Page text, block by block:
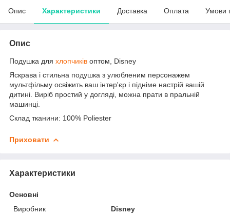
Опис Характеристики Доставка Оплата Умови
Опис
Подушка для хлопчиків оптом, Disney
Яскрава і стильна подушка з улюбленим персонажем
мультфільму освіжить ваш інтер'єр і підніме настрій вашій
дитині. Виріб простий у догляді, можна прати в пральній
машинці.
Склад тканини: 100% Poliester
Приховати
Характеристики
Основні
Виробник
Disney